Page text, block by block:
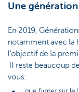
Une
En 2019,
notamment avec la
l'objectif de la
Il reste beaucoup
vous: